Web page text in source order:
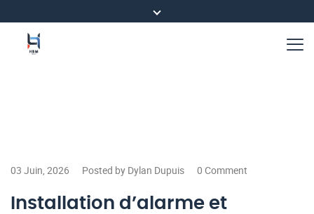
03 Juin, 2026 Posted by Dylan Dupuis 0 Comment
Installation d’alarme et